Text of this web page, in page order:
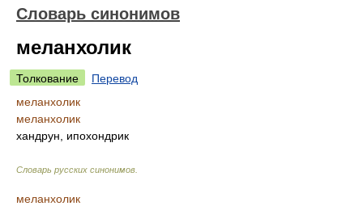
Словарь синонимов
меланхолик
Толкование
Перевод
меланхолик
меланхолик
хандрун, ипохондрик
Словарь русских синонимов
меланхолик